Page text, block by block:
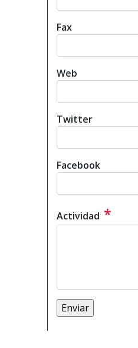
Fax
Web
Twitter
Facebook
Actividad *